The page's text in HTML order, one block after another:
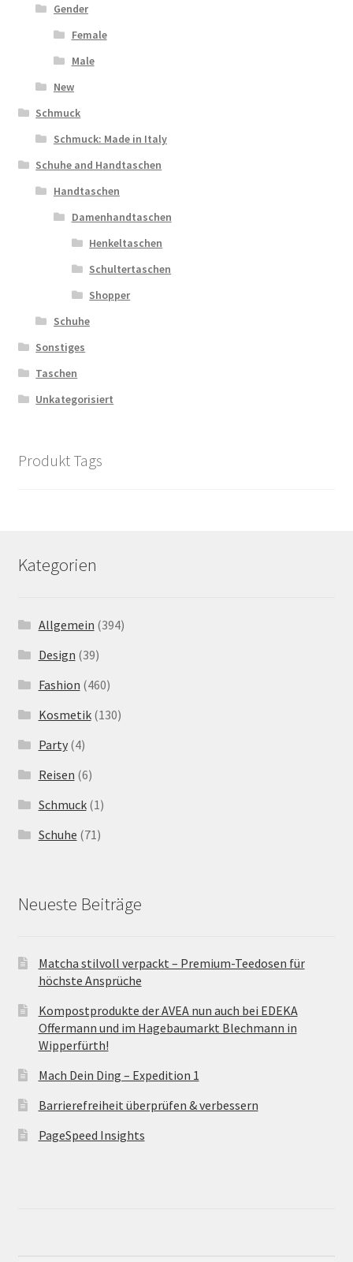
Gender
Female
Male
New
Schmuck
Schmuck: Made in Italy
Schuhe and Handtaschen
Handtaschen
Damenhandtaschen
Henkeltaschen
Schultertaschen
Shopper
Schuhe
Sonstiges
Taschen
Unkategorisiert
Produkt Tags
Kategorien
Allgemein (394)
Design (39)
Fashion (460)
Kosmetik(130)
Party(4)
Reisen (6)
Schmuck(1)
Schuhe (71)
Neueste Beiträge
Matcha stilvoll verpackt – Premium-Teedosen für
höchste Ansprüche
Kompostprodukte der AVEA nun auch bei EDEKA
Offermann und im Hagebaumarkt Blechmann in
Wipperfürth!
Mach Dein Ding – Expedition 1
Barrierefreiheit überprüfen & verbessern
PageSpeed Insights